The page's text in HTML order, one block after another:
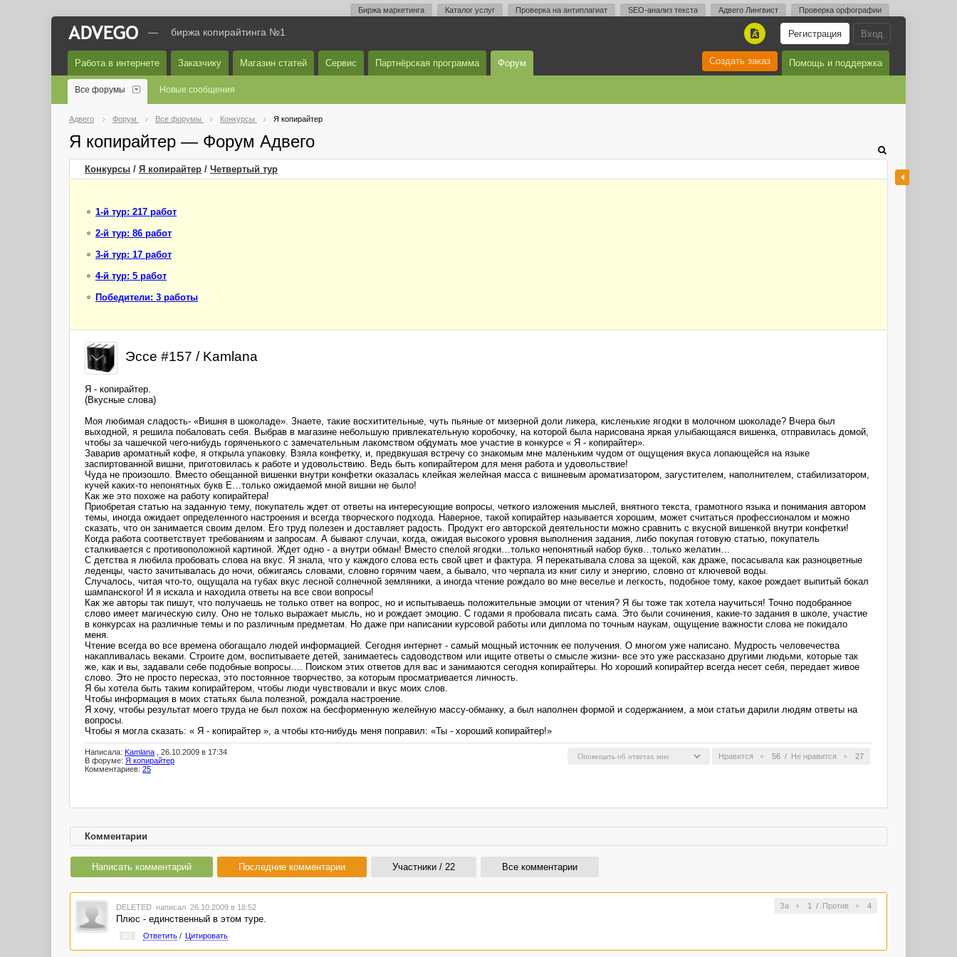
Биржа маркетинга Каталог услуг Проверка на антиплагиат SEO-анализ текста Адвего Лингвист Проверка орфографии
Вход
Регистрация
A
— биржа копирайтинга №1
Работа в интернете Заказчику Магазин статей Сервис Партнёрская программа Форум Помощь и поддержка
Создать заказ
Все форумы Новые сообщения
Адвего Форум Все форумы Конкурсы Я копирайтер
Я копирайтер — Форум Адвего
Конкурсы / Я копирайтер / Четвертый тур
1-й тур: 217 работ
2-й тур: 86 работ
3-й тур: 17 работ
4-й тур: 5 работ
Победители: 3 работы
Эссе #157 / Kamlana
Я - копирайтер.
(Вкусные слова)
Моя любимая сладость- «Вишня в шоколаде». Знаете, такие восхитительные, чуть пьяные от мизерной доли ликера, кисленькие ягодки в молочном шоколаде? Вчера был
выходной, я решила побаловать себя. Выбрав в магазине небольшую привлекательную коробочку, на которой была нарисована яркая улыбающаяся вишенка, отправилась домой,
чтобы за чашечкой чего-нибудь горяченького с замечательным лакомством обдумать мое участие в конкурсе « Я - копирайтер».
Заварив ароматный кофе, я открыла упаковку. Взяла конфетку, и, предвкушая встречу со знакомым мне маленьким чудом от ощущения вкуса лопающейся на языке
заспиртованной вишни, приготовилась к работе и удовольствию. Ведь быть копирайтером для меня работа и удовольствие!
Чуда не произошло. Вместо обещанной вишенки внутри конфетки оказалась клейкая желейная масса с вишневым ароматизатором, загустителем, наполнителем, стабилизатором,
кучей каких-то непонятных букв Е…только ожидаемой мной вишни не было!
Как же это похоже на работу копирайтера!
Приобретая статью на заданную тему, покупатель ждет от ответы на интересующие вопросы, четкого изложения мыслей, внятного текста, грамотного языка и понимания автором
темы, иногда ожидает определенного настроения и всегда творческого подхода. Наверное, такой копирайтер называется хорошим, может считаться профессионалом и можно
сказать, что он занимается своим делом. Его труд полезен и доставляет радость. Продукт его авторской деятельности можно сравнить с вкусной вишенкой внутри конфетки!
Когда работа соответствует требованиям и запросам. А бывают случаи, когда, ожидая высокого уровня выполнения задания, либо покупая готовую статью, покупатель
сталкивается с противоположной картиной. Ждет одно - а внутри обман! Вместо спелой ягодки…только непонятный набор букв…только желатин…
С детства я любила пробовать слова на вкус. Я знала, что у каждого слова есть свой цвет и фактура. Я перекатывала слова за щекой, как драже, посасывала как разноцветные
леденцы, часто зачитывалась до ночи, обжигаясь словами, словно горячим чаем, а бывало, что черпала из книг силу и энергию, словно от ключевой воды.
Случалось, читая что-то, ощущала на губах вкус лесной солнечной земляники, а иногда чтение рождало во мне веселье и легкость, подобное тому, какое рождает выпитый бокал
шампанского! И я искала и находила ответы на все свои вопросы!
Как же авторы так пишут, что получаешь не только ответ на вопрос, но и испытываешь положительные эмоции от чтения? Я бы тоже так хотела научиться! Точно подобранное
слово имеет магическую силу. Оно не только выражает мысль, но и рождает эмоцию. С годами я пробовала писать сама. Это были сочинения, какие-то задания в школе, участие
в конкурсах на различные темы и по различным предметам. Но даже при написании курсовой работы или диплома по точным наукам, ощущение важности слова не покидало
меня.
Чтение всегда во все времена обогащало людей информацией. Сегодня интернет - самый мощный источник ее получения. О многом уже написано. Мудрость человечества
накапливалась веками. Строите дом, воспитываете детей, занимаетесь садоводством или ищите ответы о смысле жизни- все это уже рассказано другими людьми, которые так
же, как и вы, задавали себе подобные вопросы…. Поиском этих ответов для вас и занимаются сегодня копирайтеры. Но хороший копирайтер всегда несет себя, передает живое
слово. Это не просто пересказ, это постоянное творчество, за которым просматривается личность.
Я бы хотела быть таким копирайтером, чтобы люди чувствовали и вкус моих слов.
Чтобы информация в моих статьях была полезной, рождала настроение.
Я хочу, чтобы результат моего труда не был похож на бесформенную желейную массу-обманку, а был наполнен формой и содержанием, а мои статьи дарили людям ответы на
вопросы.
Чтобы я могла сказать: « Я - копирайтер », а чтобы кто-нибудь меня поправил: «Ты - хороший копирайтер!»
Нравится 56 / Не нравится 27
Написала: Kamlana , 26.10.2009 в 17:34
В форуме: Я копирайтер
Комментариев: 25
Комментарии
Написать комментарий Последние комментарии Участники / 22 Все комментарии
За 1 / Против 4
DELETED написал 26.10.2009 в 18:52
Плюс - единственный в этом туре.
Ответить/ Цитировать